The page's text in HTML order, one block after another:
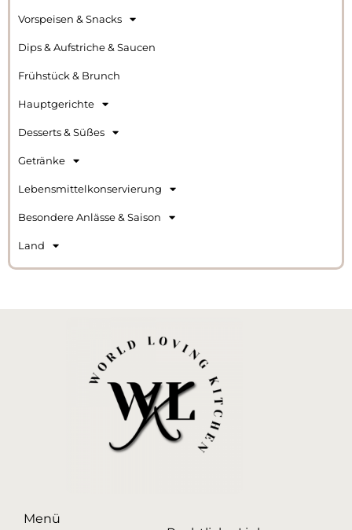
Vorspeisen & Snacks
Dips & Aufstriche & Saucen
Frühstück & Brunch
Hauptgerichte
Desserts & Süßes
Getränke
Lebensmittelkonservierung
Besondere Anlässe & Saison
Land
Menü